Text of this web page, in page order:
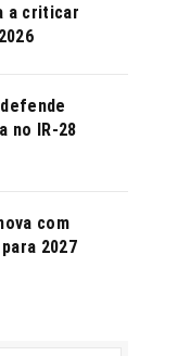
a criticar
no IR-28
com
2027